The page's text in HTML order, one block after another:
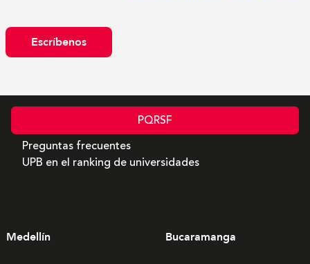
Escríbenos
PQRSF
Preguntas frecuentes
UPB en el ranking de universidades
Medellín Bucaramanga